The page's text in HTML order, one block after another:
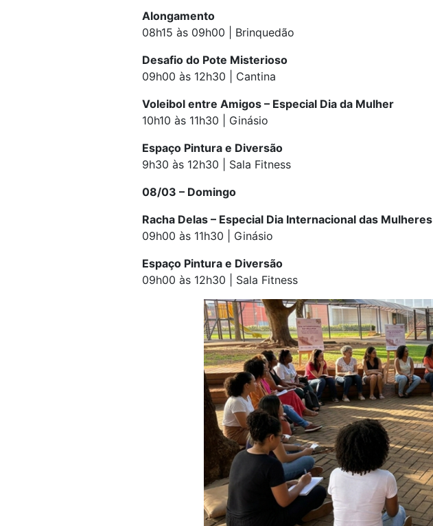
Alongamento
08h15 às 09h00 | Brinquedão
Desafio do Pote Misterioso
09h00 às 12h30 | Cantina
Voleibol entre Amigos – Especial Dia da Mulher
10h10 às 11h30 | Ginásio
Espaço Pintura e Diversão
9h30 às 12h30 | Sala Fitness
08/03 – Domingo
Racha Delas – Especial Dia Internacional das Mulheres
09h00 às 11h30 | Ginásio
Espaço Pintura e Diversão
09h00 às 12h30 | Sala Fitness